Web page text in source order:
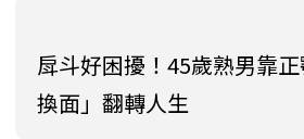
戽斗好困擾！45歲熟男靠
換面」翻轉人生